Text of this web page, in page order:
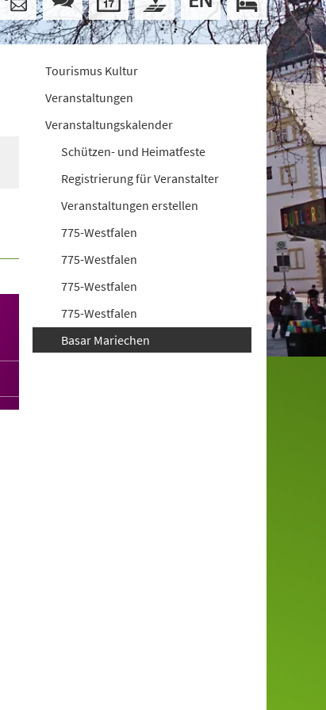
Tourismus Kultur
Veranstaltungen
Veranstaltungskalender
Schützen- und Heimatfeste
Registrierung für Veranstalter
Veranstaltungen erstellen
775-Westfalen
775-Westfalen
775-Westfalen
775-Westfalen
Basar Mariechen